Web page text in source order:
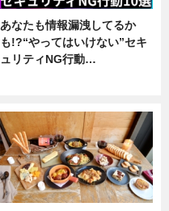
あなたも情報漏洩してるか
も!?“やってはいけない”セキ
ュリティNG行動…